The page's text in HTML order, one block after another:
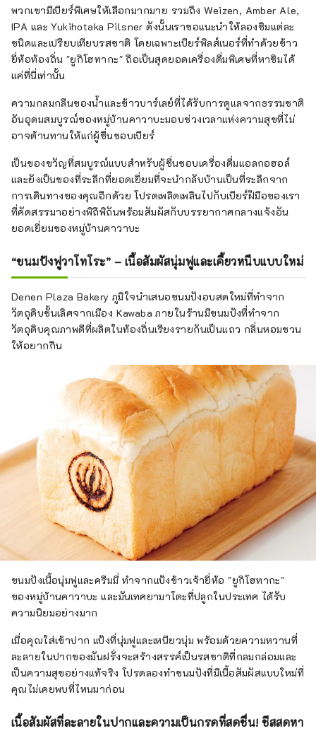
พวกเขามีเบียร์พิเศษให้เลือกมากมาย รวมถึง Weizen, Amber Ale,
IPA และ Yukihotaka Pilsner ดังนั้นเราขอแนะนำให้ลองชิมแต่ละ
ชนิดและเปรียบเทียบรสชาติ โดยเฉพาะเบียร์พิลส์เนอร์ที่ทำด้วยข้าว
ยี่ห้อท้องถิ่น "ยูกิโฮทากะ" ถือเป็นสุดยอดเครื่องดื่มพิเศษที่หาชิมได้
แค่ที่นี่เท่านั้น
ความกลมกลืนของน้ำและข้าวบาร์เลย์ที่ได้รับการดูแลจากธรรมชาติ
อันอุดมสมบูรณ์ของหมู่บ้านคาวาบะมอบช่วงเวลาแห่งความสุขที่ไม่
อาจต้านทานให้แก่ผู้ชื่นชอบเบียร์
เป็นของขวัญที่สมบูรณ์แบบสำหรับผู้ชื่นชอบเครื่องดื่มแอลกอฮอล์
และยังเป็นของที่ระลึกที่ยอดเยี่ยมที่จะนำกลับบ้านเป็นที่ระลึกจาก
การเดินทางของคุณอีกด้วย โปรดเพลิดเพลินไปกับเบียร์ฝีมือของเรา
ที่คัดสรรมาอย่างพิถีพิถันพร้อมสัมผัสกับบรรยากาศกลางแจ้งอัน
ยอดเยี่ยมของหมู่บ้านคาวาบะ
“ขนมปังฟูวาโทโระ” – เนื้อสัมผัสนุ่มฟูและเคี้ยวหนึบแบบใหม่
Denen Plaza Bakery ภูมิใจนำเสนอขนมปังอบสดใหม่ที่ทำจาก
วัตถุดิบชั้นเลิศจากเมือง Kawaba ภายในร้านมีขนมปังที่ทำจาก
วัตถุดิบคุณภาพดีที่ผลิตในท้องถิ่นเรียงรายกันเป็นแถว กลิ่นหอมชวน
ให้อยากกิน
ขนมปังเนื้อนุ่มฟูและครีมมี่ ทำจากแป้งข้าวเจ้ายี่ห้อ "ยูกิโฮทากะ"
ของหมู่บ้านคาวาบะ และมันเทศยามาโตะที่ปลูกในประเทศ ได้รับ
ความนิยมอย่างมาก
เมื่อคุณใส่เข้าปาก แป้งที่นุ่มฟูและเหนียวนุ่ม พร้อมด้วยความหวานที่
ละลายในปากของมันฝรั่งจะสร้างสรรค์เป็นรสชาติที่กลมกล่อมและ
เป็นความสุขอย่างแท้จริง โปรดลองทำขนมปังที่มีเนื้อสัมผัสแบบใหม่ที่
คุณไม่เคยพบที่ไหนมาก่อน
เนื้อสัมผัสที่ละลายในปากและความเป็นกรดที่สดชื่น! ชีสสดหา